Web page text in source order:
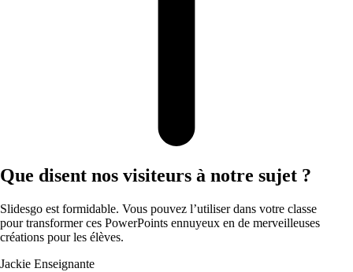
Que disent nos visiteurs à notre sujet ?
Slidesgo est formidable. Vous pouvez l’utiliser dans votre classe
pour transformer ces PowerPoints ennuyeux en de merveilleuses
créations pour les élèves.
Jackie Enseignante